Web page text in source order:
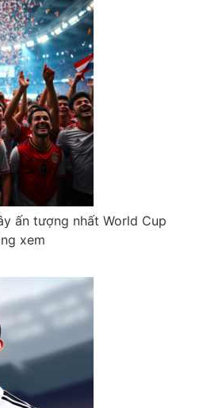
ấn tượng nhất World Cup
xem